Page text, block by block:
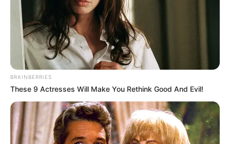
BRAINBERRIES
These 9 Actresses Will Make You Rethink Good And Evil!